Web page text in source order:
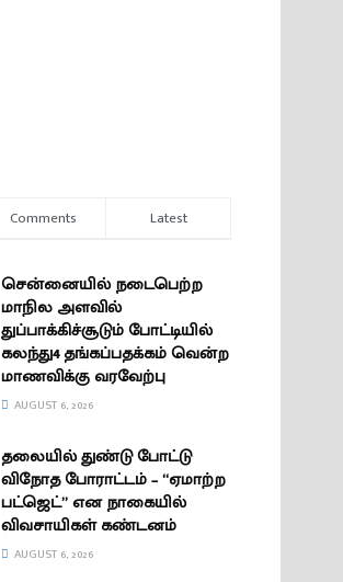
Comments Latest
சென்னையில் நடைபெற்ற
மாநில அளவில்
துப்பாக்கிச்சூடும் போட்டியில்
கலந்து4 தங்கப்பதக்கம் வென்ற
மாணவிக்கு வரவேற்பு
AUGUST 6, 2026
தலையில் துண்டு போட்டு
விநோத போராட்டம் – “ஏமாற்ற
பட்ஜெட்” என நாகையில்
விவசாயிகள் கண்டனம்
AUGUST 6, 2026